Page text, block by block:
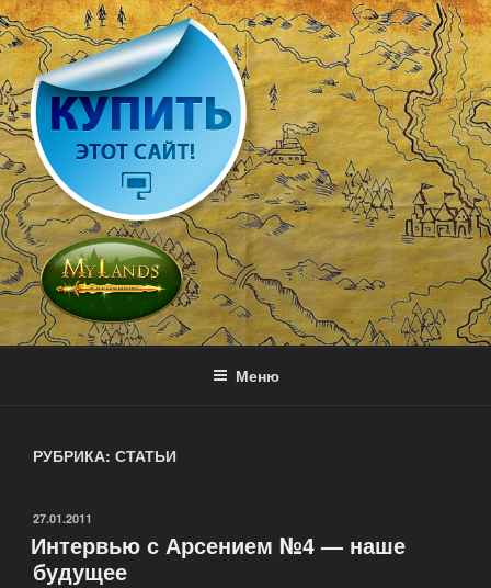
Перейти
к
содержимому
MY LANDS
Игра с выводом денег — онлайн стратегия
Меню
РУБРИКА: СТАТЬИ
ОПУБЛИКОВАНО
27.01.2011
Интервью с Арсением №4 — наше
будущее